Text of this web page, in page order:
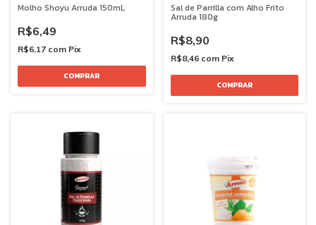
Molho Shoyu Arruda 150mL
R$6,49
R$6,17 com Pix
Sal de Parrilla com Alho Frito
Arruda 180g
R$8,90
R$8,46 com Pix